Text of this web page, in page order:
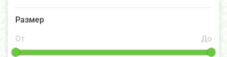
Размер
От
До